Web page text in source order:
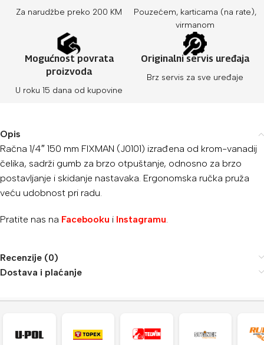
Za narudžbe preko 200 KM
Pouzećem, karticama (na rate),
virmanom
Mogućnost povrata
proizvoda
U roku 15 dana od kupovine
Originalni servis uređaja
Brz servis za sve uređaje
Opis
Račna 1/4″ 150 mm FIXMAN (J0101) izrađena od krom-vanadij
čelika, sadrži gumb za brzo otpuštanje, odnosno za brzo
postavljanje i skidanje nastavaka. Ergonomska ručka pruža
veću udobnost pri radu.
Pratite nas na Facebooku i Instagramu.
Recenzije (0)
Dostava i plaćanje